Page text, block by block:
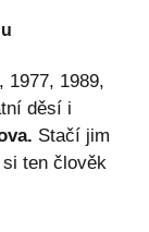
1977, 1989,
děsí i
Stačí jim
ten člověk